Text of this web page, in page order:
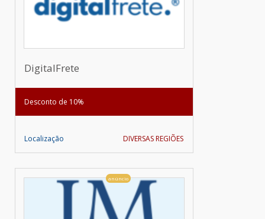
DigitalFrete
Desconto de 10%
Localização DIVERSAS REGIÕES
anúncio